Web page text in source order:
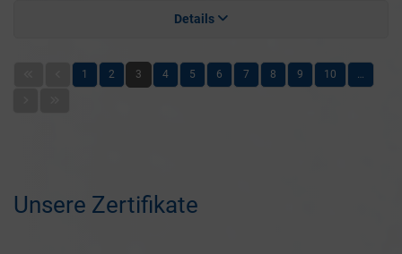
Details
1 2 3 4 5 6 7 8 9 10 …
Unsere Zertifikate